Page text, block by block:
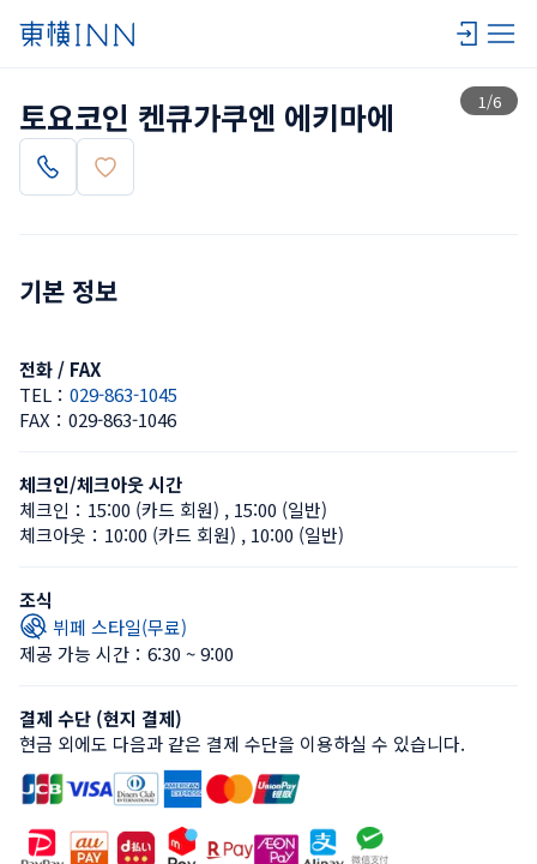
1 /6
목록 보기
토요코인 켄큐가쿠엔 에키마에
기본 정보
전화 / FAX
TEL： 029-863-1045
FAX： 029-863-1046
체크인/체크아웃 시간
체크인： 15:00 (카드 회원) , 15:00 (일반)
체크아웃： 10:00 (카드 회원) , 10:00 (일반)
조식
뷔페 스타일(무료)
제공 가능 시간：6:30 ~ 9:00
결제 수단 (현지 결제)
현금 외에도 다음과 같은 결제 수단을 이용하실 수 있습니다.